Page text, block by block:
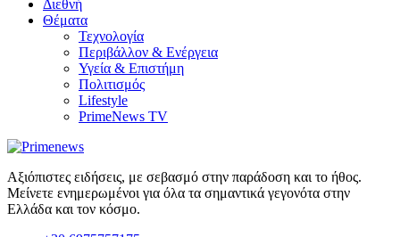
Διεθνή
Θέματα
Τεχνολογία
Περιβάλλον & Ενέργεια
Υγεία & Επιστήμη
Πολιτισμός
Lifestyle
PrimeNews TV
Αξιόπιστες ειδήσεις, με σεβασμό στην παράδοση και το ήθος.
Μείνετε ενημερωμένοι για όλα τα σημαντικά γεγονότα στην
Ελλάδα και τον κόσμο.